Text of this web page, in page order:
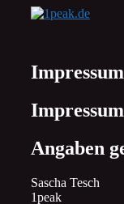
Impressum
Impressum
Angaben
Sascha Tesch
1peak